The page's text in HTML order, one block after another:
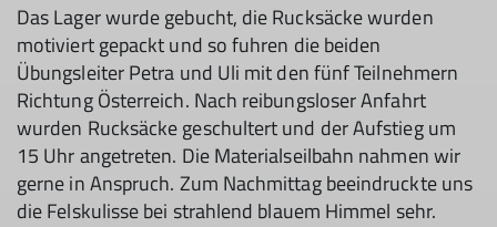
Das Lager wurde gebucht, die Rucksäcke wurden
motiviert gepackt und so fuhren die beiden
Übungsleiter Petra und Uli mit den fünf Teilnehmern
Richtung Österreich. Nach reibungsloser Anfahrt
wurden Rucksäcke geschultert und der Aufstieg um
15 Uhr angetreten. Die Materialseilbahn nahmen wir
gerne in Anspruch. Zum Nachmittag beeindruckte uns
die Felskulisse bei strahlend blauem Himmel sehr.